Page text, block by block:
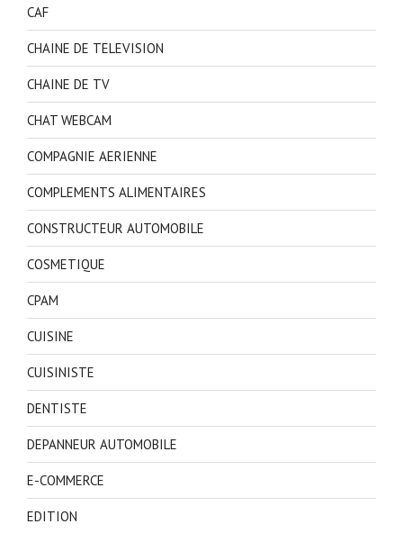
CAF
CHAINE DE TELEVISION
CHAINE DE TV
CHAT WEBCAM
COMPAGNIE AERIENNE
COMPLEMENTS ALIMENTAIRES
CONSTRUCTEUR AUTOMOBILE
COSMETIQUE
CPAM
CUISINE
CUISINISTE
DENTISTE
DEPANNEUR AUTOMOBILE
E-COMMERCE
EDITION